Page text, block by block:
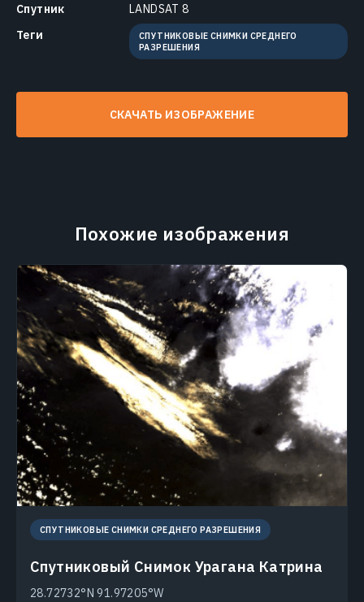
Спутник
LANDSAT 8
Теги
СПУТНИКОВЫЕ СНИМКИ СРЕДНЕГО
РАЗРЕШЕНИЯ
СКАЧАТЬ ИЗОБРАЖЕНИЕ
Похожие изображения
СПУТНИКОВЫЕ СНИМКИ СРЕДНЕГО РАЗРЕШЕНИЯ
Спутниковый Снимок Урагана Катрина
28.72732°N 91.97205°W